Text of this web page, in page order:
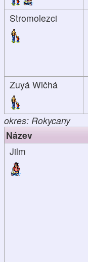
Stromolezci
Zuyá Wičhá
okres: Rokycany
Název
Jilm